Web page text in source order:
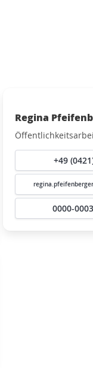
Regina
+49
0000-